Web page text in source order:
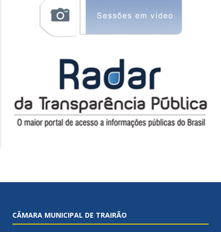
CÂMARA MUNICIPAL DE TRAIRÃO